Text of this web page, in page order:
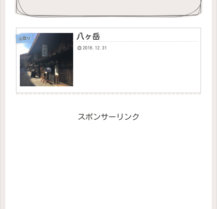
山登り 八ヶ岳
2016.12.31
スポンサーリンク